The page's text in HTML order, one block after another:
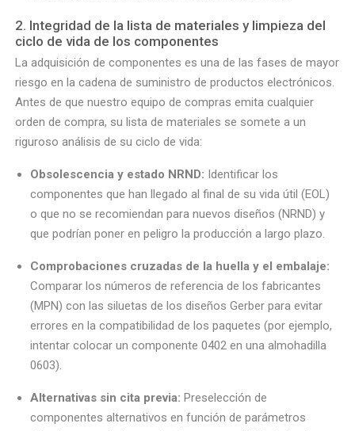
2. Integridad de la lista de materiales y limpieza del
ciclo de vida de los componentes
La adquisición de componentes es una de las fases de mayor
riesgo en la cadena de suministro de productos electrónicos.
Antes de que nuestro equipo de compras emita cualquier
orden de compra, su lista de materiales se somete a un
riguroso análisis de su ciclo de vida:
Obsolescencia y estado NRND: Identificar los
componentes que han llegado al final de su vida útil (EOL)
o que no se recomiendan para nuevos diseños (NRND) y
que podrían poner en peligro la producción a largo plazo.
Comprobaciones cruzadas de la huella y el embalaje:
Comparar los números de referencia de los fabricantes
(MPN) con las siluetas de los diseños Gerber para evitar
errores en la compatibilidad de los paquetes (por ejemplo,
intentar colocar un componente 0402 en una almohadilla
0603).
Alternativas sin cita previa: Preselección de
componentes alternativos en función de parámetros